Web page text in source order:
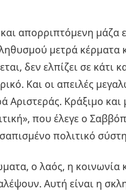
απορριπτόμενη
μετρά κέρματα
δεν ελπίζει σε κάτι
Και οι απειλές
Αριστεράς. Κράξιμο
που έλεγε ο
πολιτικό
ο λαός, η
Αυτή είναι η